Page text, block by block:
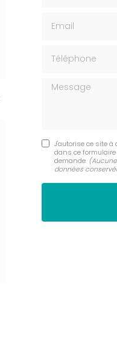
Message
J'autorise ce site
dans ce
demande.
données